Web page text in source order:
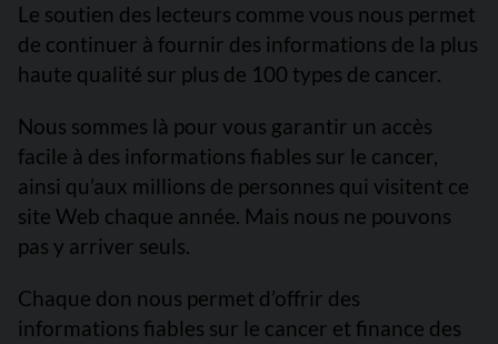
Le soutien des lecteurs comme vous nous permet
de continuer à fournir des informations de la plus
haute qualité sur plus de 100 types de cancer.
Nous sommes là pour vous garantir un accès
facile à des informations fiables sur le cancer,
ainsi qu’aux millions de personnes qui visitent ce
site Web chaque année. Mais nous ne pouvons
pas y arriver seuls.
Chaque don nous permet d’offrir des
informations fiables sur le cancer et finance des